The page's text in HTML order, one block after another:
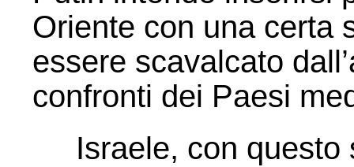
Oriente con una certa
essere scavalcato
confronti dei Paesi
Israele, con questo